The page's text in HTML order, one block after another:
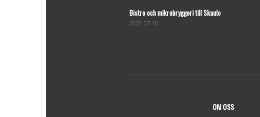
Bistro och mikrobryggeri till Skaulo
2023-07-10
OM OSS